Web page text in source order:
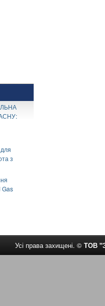
з
Gas
Усі права захищені. © ТОВ